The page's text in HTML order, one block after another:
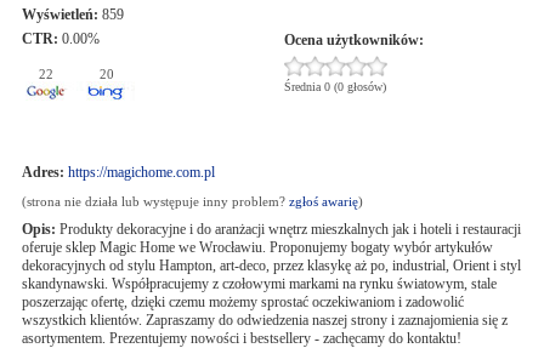
Wyświetleń: 859
CTR: 0.00%
22 20
Ocena użytkowników:
Średnia 0 (0 głosów)
Adres: https://magichome.com.pl
(strona nie działa lub występuje inny problem? zgłoś awarię)
Opis: Produkty dekoracyjne i do aranżacji wnętrz mieszkalnych jak i hoteli i restauracji
oferuje sklep Magic Home we Wrocławiu. Proponujemy bogaty wybór artykułów
dekoracyjnych od stylu Hampton, art-deco, przez klasykę aż po, industrial, Orient i styl
skandynawski. Współpracujemy z czołowymi markami na rynku światowym, stale
poszerzając ofertę, dzięki czemu możemy sprostać oczekiwaniom i zadowolić
wszystkich klientów. Zapraszamy do odwiedzenia naszej strony i zaznajomienia się z
asortymentem. Prezentujemy nowości i bestsellery - zachęcamy do kontaktu!